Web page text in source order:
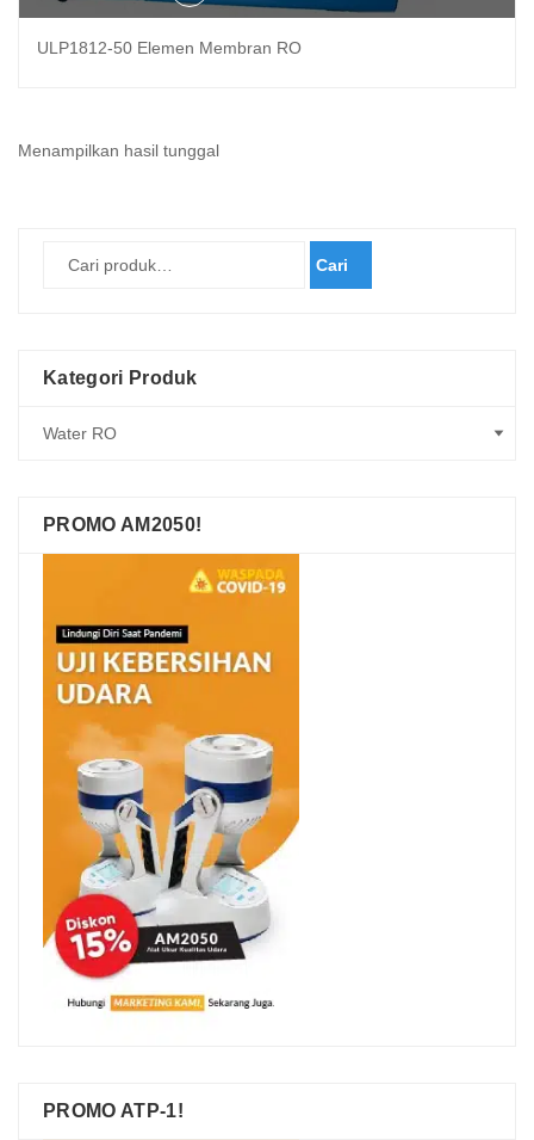
ULP1812-50 Elemen Membran RO
Menampilkan hasil tunggal
Cari
Kategori Produk
PROMO AM2050!
PROMO ATP-1!